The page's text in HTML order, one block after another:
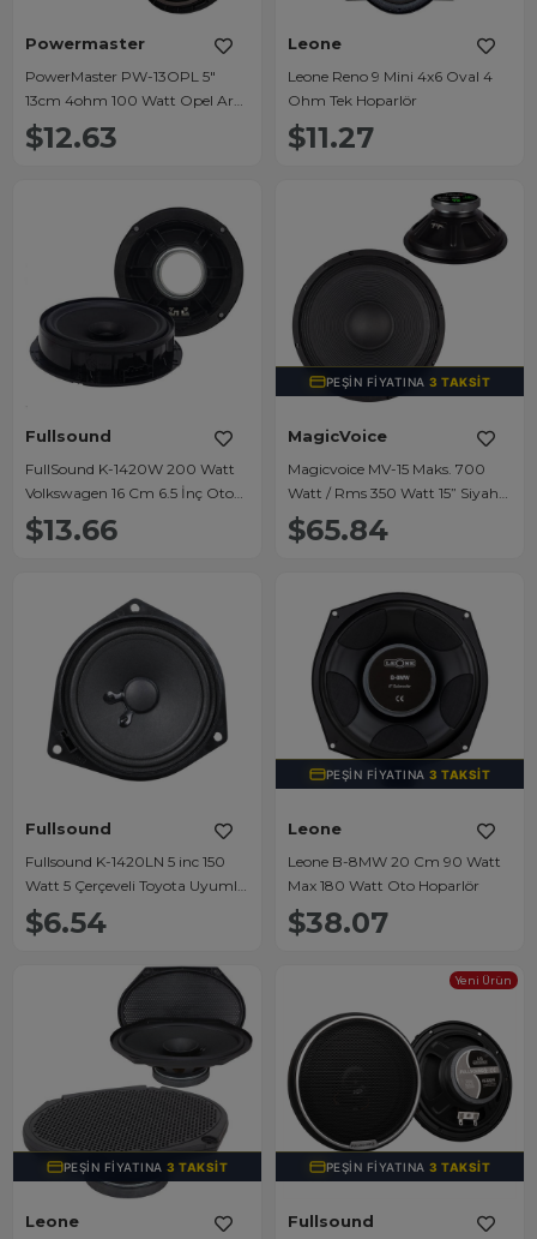
Powermaster
PowerMaster PW-13OPL 5"
13cm 4ohm 100 Watt Opel Araç
Oto Tekli Hoparlör
$12.63
Leone
Leone Reno 9 Mini 4x6 Oval 4
Ohm Tek Hoparlör
$11.27
Fullsound
FullSound K-1420W 200 Watt
Volkswagen 16 Cm 6.5 İnç Oto
Hoparlör Araç Kapı Hoparlörü
$13.66
PEŞIN FIYATINA3 TAKSIT
MagicVoice
Magicvoice MV-15 Maks. 700
Watt / Rms 350 Watt 15” Siyah
38 Cm Woofer Yedek Hoparlör
$65.84
Fullsound
Fullsound K-1420LN 5 inc 150
Watt 5 Çerçeveli Toyota Uyumlu
Araç Kapı Hoparlörü
$6.54
PEŞIN FIYATINA3 TAKSIT
Leone
Leone B-8MW 20 Cm 90 Watt
Max 180 Watt Oto Hoparlör
$38.07
PEŞIN FIYATINA3 TAKSIT
Leone
PEŞIN FIYATINA3 TAKSIT
Fullsound
Yeni Ürün